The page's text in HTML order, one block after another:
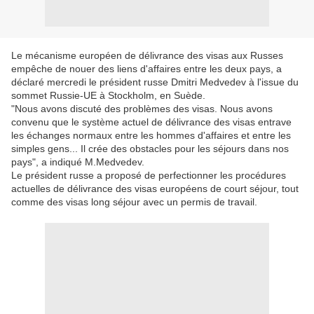
Le mécanisme européen de délivrance des visas aux Russes
empêche de nouer des liens d'affaires entre les deux pays, a
déclaré mercredi le président russe Dmitri Medvedev à l'issue du
sommet Russie-UE à Stockholm, en Suède.
"Nous avons discuté des problèmes des visas. Nous avons
convenu que le système actuel de délivrance des visas entrave
les échanges normaux entre les hommes d'affaires et entre les
simples gens... Il crée des obstacles pour les séjours dans nos
pays", a indiqué M.Medvedev.
Le président russe a proposé de perfectionner les procédures
actuelles de délivrance des visas européens de court séjour, tout
comme des visas long séjour avec un permis de travail.